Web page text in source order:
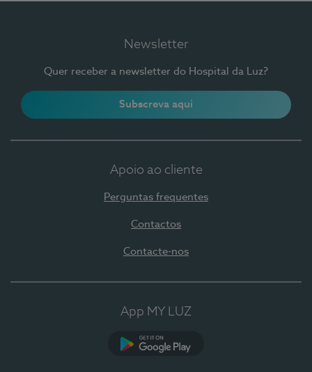
Newsletter
Quer receber a newsletter do Hospital da Luz?
Subscreva aqui
Apoio ao cliente
Perguntas frequentes
Contactos
Contacte-nos
App MY LUZ